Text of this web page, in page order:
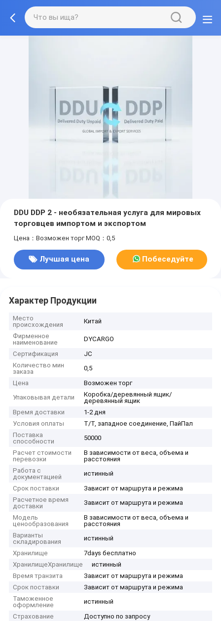
DDU DDP 2 - необязательная услуга для мировых
торговцев импортом и экспортом
Цена：Возможен торг MOQ：0,5
Лучшая цена Побеседуйте
Характер Продукции
Место
происхождения
Китай
Фирменное
наименование
DYCARGO
Сертификация
JC
Количество мин
заказа
0,5
Цена
Возможен торг
Упаковывая детали
Коробка/деревянный ящик/
деревянный ящик
Время доставки
1-2 дня
Условия оплаты
Т/Т, западное соединение, ПайПал
Поставка
способности
50000
Расчет стоимости
перевозки
В зависимости от веса, объема и
расстояния
Работа с
документацией
истинный
Срок поставки
Зависит от маршрута и режима
Расчетное время
доставки
Зависит от маршрута и режима
Модель
ценообразования
В зависимости от веса, объема и
расстояния
Варианты
складирования
истинный
Хранилище
7days бесплатно
ХранилищеХранилище
истинный
Время транзита
Зависит от маршрута и режима
Срок поставки
Зависит от маршрута и режима
Таможенное
оформление
истинный
Страхование
Доступно по запросу